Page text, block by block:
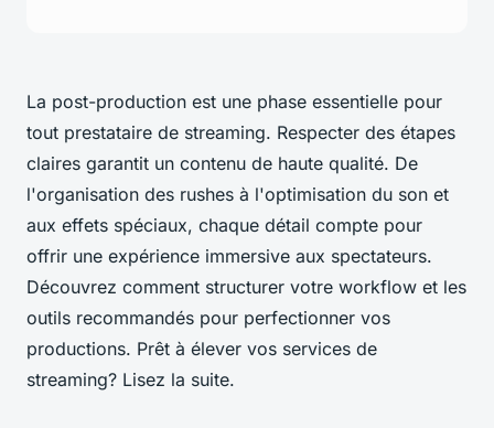
La post-production est une phase essentielle pour
tout prestataire de streaming. Respecter des étapes
claires garantit un contenu de haute qualité. De
l'organisation des rushes à l'optimisation du son et
aux effets spéciaux, chaque détail compte pour
offrir une expérience immersive aux spectateurs.
Découvrez comment structurer votre workflow et les
outils recommandés pour perfectionner vos
productions. Prêt à élever vos services de
streaming? Lisez la suite.